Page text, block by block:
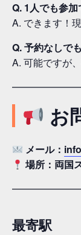
Q. 1人でも参加
A. できます！
Q. 予約なしで
A. 可能ですが
お
メール：
場所：両国
最寄駅